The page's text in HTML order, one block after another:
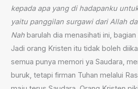
kepada apa yang di hadapanku
yaitu panggilan surgawi dari Allah
Nah barulah dia menasihati ini,
Jadi orang Kristen itu tidak boleh
semua punya memori ya Saudara,
buruk, tetapi firman Tuhan melalui